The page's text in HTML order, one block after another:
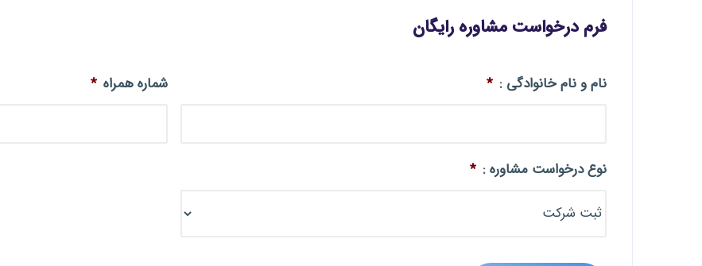
فرم درخواست مشاوره رایگان
نام و نام خانوادگی : * شماره همراه *
نوع درخواست مشاوره : *